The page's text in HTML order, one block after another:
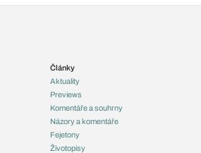
Články
Aktuality
Previews
Komentáře a souhrny
Názory a komentáře
Fejetony
Životopisy